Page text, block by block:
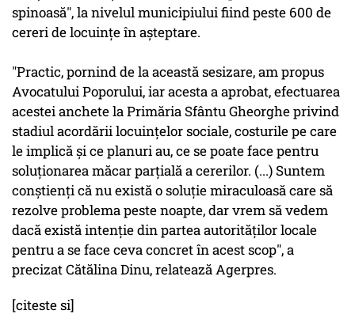
spinoasă", la nivelul municipiului fiind peste 600 de
cereri de locuinţe în aşteptare.
"Practic, pornind de la această sesizare, am propus
Avocatului Poporului, iar acesta a aprobat, efectuarea
acestei anchete la Primăria Sfântu Gheorghe privind
stadiul acordării locuinţelor sociale, costurile pe care
le implică şi ce planuri au, ce se poate face pentru
soluţionarea măcar parţială a cererilor. (...) Suntem
conştienţi că nu există o soluţie miraculoasă care să
rezolve problema peste noapte, dar vrem să vedem
dacă există intenţie din partea autorităţilor locale
pentru a se face ceva concret în acest scop", a
precizat Cătălina Dinu, relatează Agerpres.
[citeste si]